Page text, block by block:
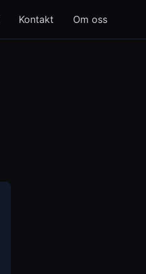
Kontakt Om oss